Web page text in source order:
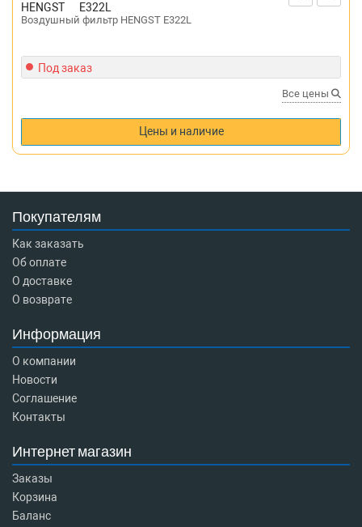
HENGST E322L
Воздушный фильтр HENGST E322L
Под заказ
Все цены
Цены и наличие
Покупателям
Как заказать
Об оплате
О доставке
О возврате
Информация
О компании
Новости
Соглашение
Контакты
Интернет магазин
Заказы
Корзина
Баланс